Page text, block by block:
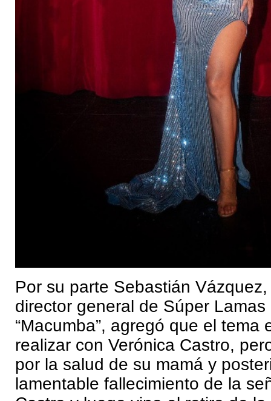
Por su parte Sebastián
director general de Súper
“Macumba”, agregó que el tema
realizar con Verónica Castro,
por la salud de su mamá y
lamentable fallecimiento de la